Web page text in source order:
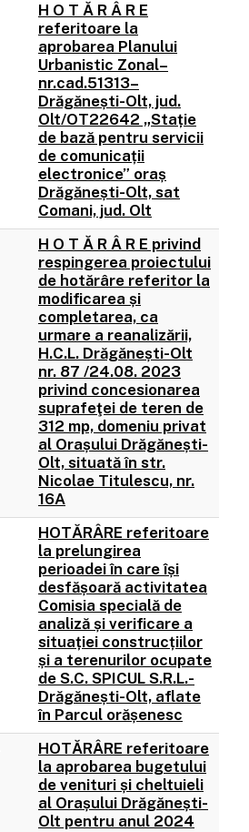
H O T Ă R Â R E
referitoare la
aprobarea Planului
Urbanistic Zonal–
nr.cad.51313–
Drăgănești-Olt, jud.
Olt/OT22642 „Stație
de bază pentru servicii
de comunicații
electronice” oraș
Drăgănești-Olt, sat
Comani, jud. Olt
H O T Ă R Â R E privind
respingerea proiectului
de hotărâre referitor la
modificarea și
completarea, ca
urmare a reanalizării,
H.C.L. Drăgănești-Olt
nr. 87 /24.08. 2023
privind concesionarea
suprafeţei de teren de
312 mp, domeniu privat
al Orașului Drăgănești-
Olt, situată în str.
Nicolae Titulescu, nr.
16A
HOTĂRÂRE referitoare
la prelungirea
perioadei în care își
desfășoară activitatea
Comisia specială de
analiză și verificare a
situației construcțiilor
și a terenurilor ocupate
de S.C. SPICUL S.R.L.-
Drăgănești-Olt, aflate
în Parcul orășenesc
HOTĂRÂRE referitoare
la aprobarea bugetului
de venituri și cheltuieli
al Orașului Drăgănești-
Olt pentru anul 2024